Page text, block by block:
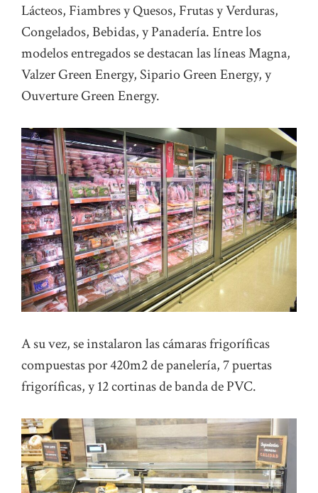
Lácteos, Fiambres y Quesos, Frutas y Verduras,
Congelados, Bebidas, y Panadería. Entre los
modelos entregados se destacan las líneas Magna,
Valzer Green Energy, Sipario Green Energy, y
Ouverture Green Energy.
A su vez, se instalaron las cámaras frigoríficas
compuestas por 420m2 de panelería, 7 puertas
frigoríficas, y 12 cortinas de banda de PVC.